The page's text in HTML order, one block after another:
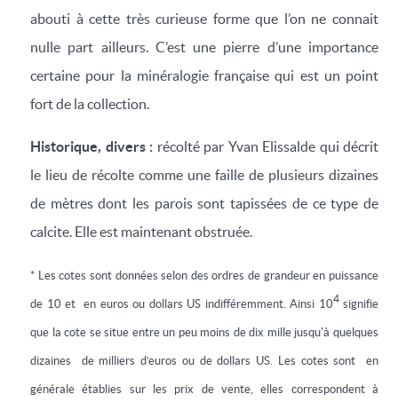
abouti à cette très curieuse forme que l’on ne connait
nulle part ailleurs. C’est une pierre d’une importance
certaine pour la minéralogie française qui est un point
fort de la collection.
Historique, divers : récolté par Yvan Elissalde qui décrit
le lieu de récolte comme une faille de plusieurs dizaines
de mètres dont les parois sont tapissées de ce type de
calcite. Elle est maintenant obstruée.
* Les cotes sont données selon des ordres de grandeur en puissance
de 10 et en euros ou dollars US indifféremment. Ainsi 104signifie
que la cote se situe entre un peu moins de dix mille jusqu'à quelques
dizaines de milliers d’euros ou de dollars US. Les cotes sont en
générale établies sur les prix de vente, elles correspondent à